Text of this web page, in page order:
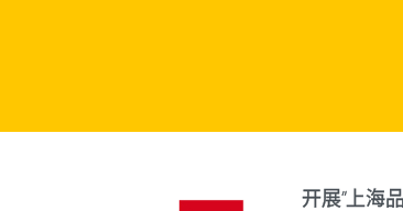
开展“上海